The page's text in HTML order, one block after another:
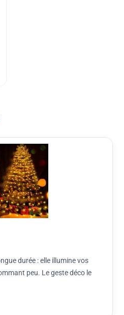
durée : elle illumine vos
peu. Le geste déco le